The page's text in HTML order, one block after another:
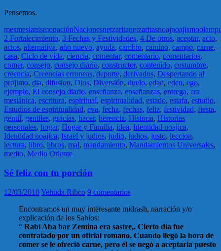
Pensemos.
mesmesianismonaciónNacionesnetzaritanetzaritasnoajnoajismoolam
2 Fortalecimiento, 3 Fechas y Festividades, 4 De otros, aceptar, acto,
actos, alternativa, año nuevo, ayuda, cambio, camino, campo, carne,
casa, Ciclo de vida, ciencia, comentar, comentario, comentarios,
comer, consejo, consejo diario, constructor, contenido, costumbre,
creencia, Creencias erroneas, deporte, derivados, Despertando al
projimo, dia, difusion, Dios, Diversión, duelo, edad, eden, ego,
ejemplo, El consejo diario, enseñanza, enseñanzas, entrega, era
mesiánica, escritura, espiritual, espiritualidad, estado, estafa, estudio,
Estudios de espiritualidad, eva, fecha, fechas, feliz, festividad, fiesta,
gentil, gentiles, gracias, hacer, herencia, Historia, Historias
personales, hogar, Hogar y Familia, idea, Identidad noajica,
Identidad noajica, Israel y judios, judio, judios, justo, leccion,
lectura, libro, libros, mal, mandamiento, Mandamientos Universales,
medio, Medio Oriente
Sé feliz con tu porción
12/03/2010Yehuda Ribco 9 comentarios
Encontramos un muy interesante midrash, narración y/o
explicación de los Sabios:
“ Rabí Aba bar Zemina era sastre,. Cierto día fue
contratado por un oficial romano. Cuando llegó la hora de
comer se le ofreció carne, pero él se negó a aceptarla puesto